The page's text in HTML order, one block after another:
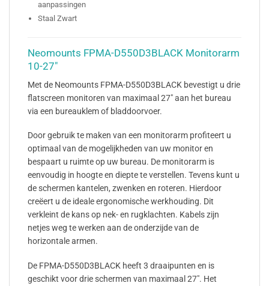
aanpassingen
Staal Zwart
Neomounts FPMA-D550D3BLACK Monitorarm
10-27"
Met de Neomounts FPMA-D550D3BLACK bevestigt u drie
flatscreen monitoren van maximaal 27″ aan het bureau
via een bureauklem of bladdoorvoer.
Door gebruik te maken van een monitorarm profiteert u
optimaal van de mogelijkheden van uw monitor en
bespaart u ruimte op uw bureau. De monitorarm is
eenvoudig in hoogte en diepte te verstellen. Tevens kunt u
de schermen kantelen, zwenken en roteren. Hierdoor
creëert u de ideale ergonomische werkhouding. Dit
verkleint de kans op nek- en rugklachten. Kabels zijn
netjes weg te werken aan de onderzijde van de
horizontale armen.
De FPMA-D550D3BLACK heeft 3 draaipunten en is
geschikt voor drie schermen van maximaal 27″. Het